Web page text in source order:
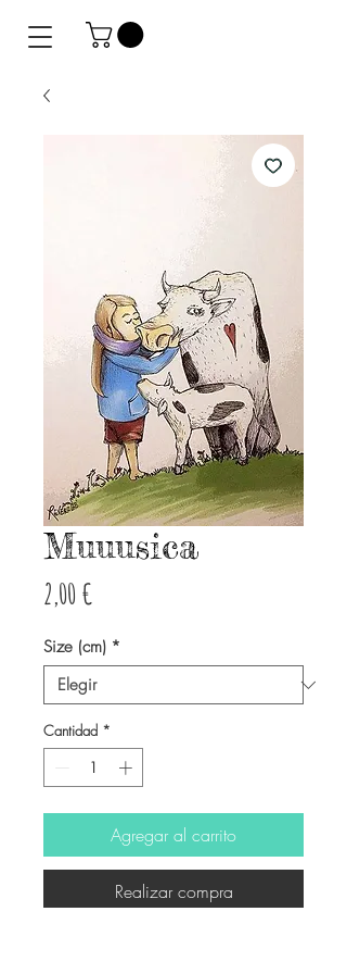
Muuusica
2,00 €
Size (cm) *
Cantidad *
Agregar al carrito
Realizar compra